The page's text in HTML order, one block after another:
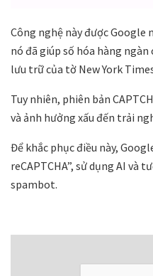
Công nghệ này được Google
nó đã giúp số hóa hàng
lưu trữ của tờ New York
Tuy nhiên, phiên bản
và ảnh hưởng xấu đến trải
Để khắc phục điều này,
reCAPTCHA”, sử dụng AI và
spambot.